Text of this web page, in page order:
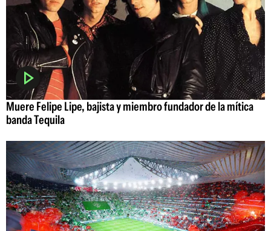
Muere Felipe Lipe, bajista y miembro fundador de la mítica
banda Tequila